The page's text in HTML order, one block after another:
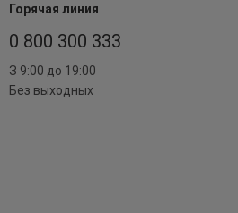
Горячая линия
0 800 300 333
З 9:00 до 19:00
Без выходных